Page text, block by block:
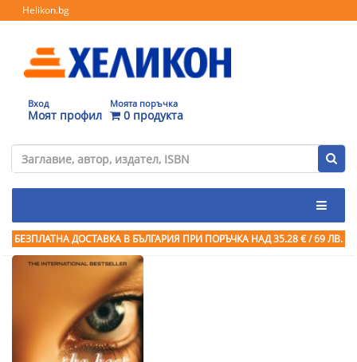
Helikon.bg
Вход
Моят профил
Моята поръчка
0 продукта
БЕЗПЛАТНА ДОСТАВКА В БЪЛГАРИЯ ПРИ ПОРЪЧКА НАД 35.28 € / 69 ЛВ.